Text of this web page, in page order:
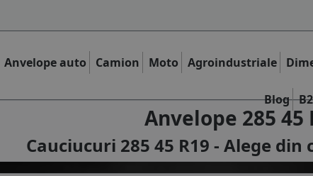
Anvelope auto Camion Moto Agroindustriale
Blog
Anvelope 285 45
Cauciucuri 285 45 R19 - Alege din